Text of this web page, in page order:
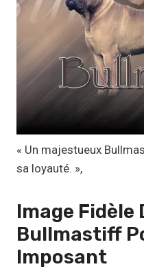
,
1
7
€
à
1
,
€
« Un majestueux
sa loyauté. »,
Image Fidèle
Bullmastiff
Imposant